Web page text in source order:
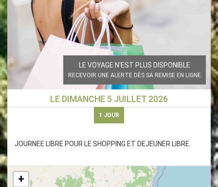
LE VOYAGE N'EST PLUS DISPONIBLE
RECEVOIR UNE ALERTE DÈS SA REMISE EN LIGNE
LE DIMANCHE 5 JUILLET 2026
1 JOUR
JOURNEE LIBRE POUR LE SHOPPING ET DEJEUNER LIBRE.
+